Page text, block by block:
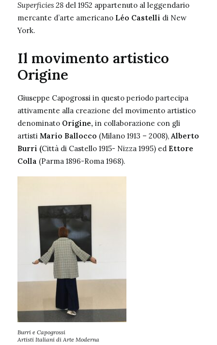
Superficies 28 del 1952 appartenuto al leggendario
mercante d’arte americano Léo Castelli di New
York.
Il movimento artistico
Origine
Giuseppe Capogrossi in questo periodo partecipa
attivamente alla creazione del movimento artistico
denominato Origine, in collaborazione con gli
artisti Mario Ballocco (Milano 1913 – 2008), Alberto
Burri (Città di Castello 1915- Nizza 1995) ed Ettore
Colla (Parma 1896-Roma 1968).
Burri e Capogrossi
Artisti Italiani di Arte Moderna